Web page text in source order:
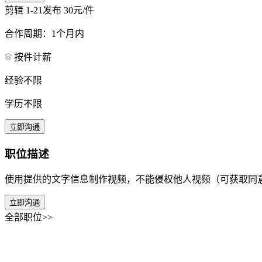
剪辑 1-21发布 30元/件
合作周期：1个月内
按件计薪
经验不限
学历不限
立即沟通
职位描述
使用提供的文字信息制作视频，不能侵权他人视频（可获取同
立即沟通
全部职位>>